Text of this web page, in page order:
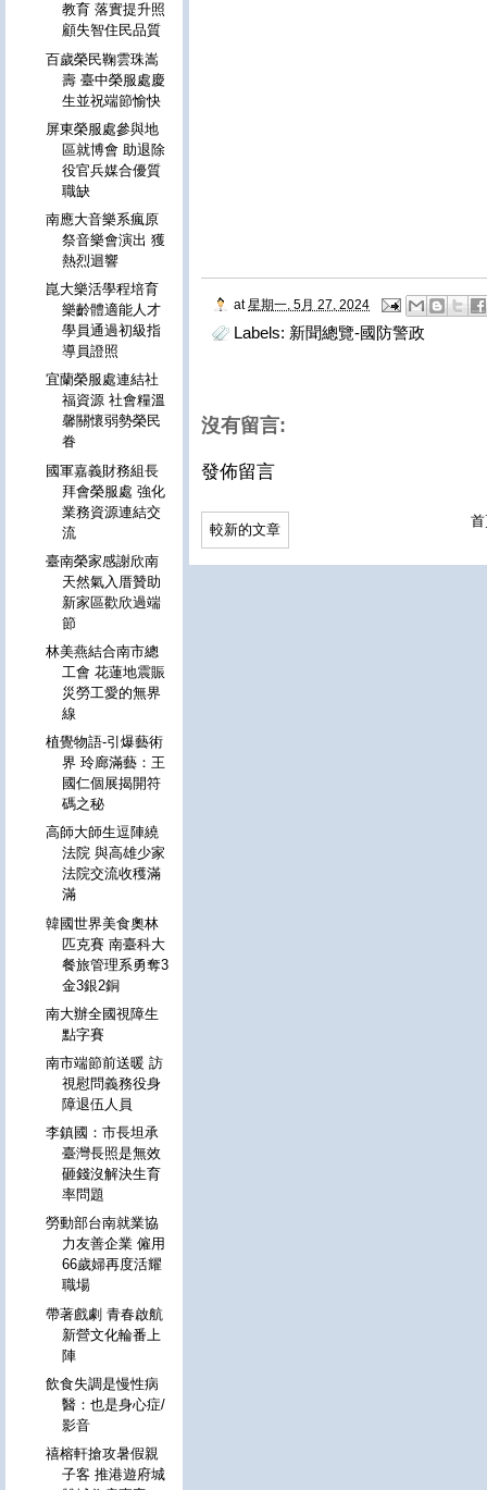
at 星期一, 5月 27, 2024
Labels: 新聞總覽-國防警政
沒有留言:
發佈留言
較新的文章
教育 落實提升照
顧失智住民品質
百歲榮民鞠雲珠嵩
壽 臺中榮服處慶
生並祝端節愉快
屏東榮服處參與地
區就博會 助退除
役官兵媒合優質
職缺
南應大音樂系瘋原
祭音樂會演出 獲
熱烈迴響
崑大樂活學程培育
樂齡體適能人才
學員通過初級指
導員證照
宜蘭榮服處連結社
福資源 社會糧溫
馨關懷弱勢榮民
眷
國軍嘉義財務組長
拜會榮服處 強化
業務資源連結交
流
臺南榮家感謝欣南
天然氣入厝贊助
新家區歡欣過端
節
林美燕結合南市總
工會 花蓮地震賑
災勞工愛的無界
線
植覺物語-引爆藝術
界 玲廊滿藝：王
國仁個展揭開符
碼之秘
高師大師生逗陣繞
法院 與高雄少家
法院交流收穫滿
滿
韓國世界美食奧林
匹克賽 南臺科大
餐旅管理系勇奪3
金3銀2銅
南大辦全國視障生
點字賽
南市端節前送暖 訪
視慰問義務役身
障退伍人員
李鎮國：市長坦承
臺灣長照是無效
砸錢沒解決生育
率問題
勞動部台南就業協
力友善企業 僱用
66歲婦再度活耀
職場
帶著戲劇 青春啟航
新營文化輪番上
陣
飲食失調是慢性病
醫：也是身心症/
影音
禧榕軒搶攻暑假親
子客 推港遊府城